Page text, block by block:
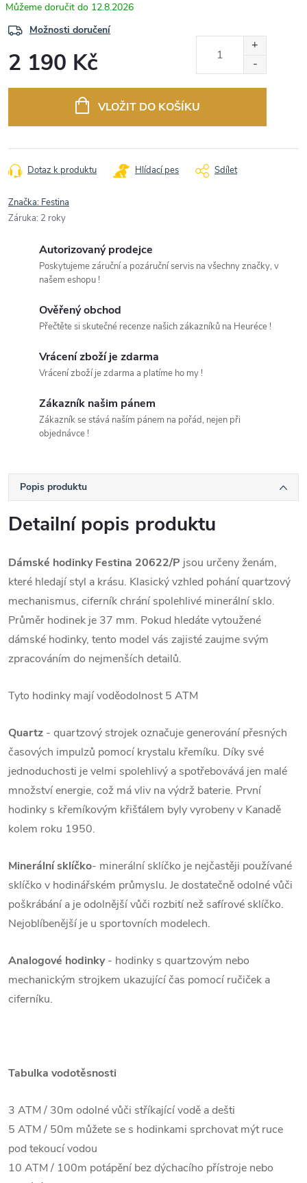
12.8.2026
Možnosti doručení
2 190 Kč
VLOŽIT DO KOŠÍKU
Dotaz k produktu Hlídací pes Sdílet
Značka: Festina
Záruka: 2 roky
Autorizovaný prodejce
Poskytujeme záruční a pozáruční servis na všechny značky, v
našem eshopu !
Ověřený obchod
Přečtěte si skutečné recenze našich zákazníků na Heuréce !
Vrácení zboží je zdarma
Vrácení zboží je zdarma a platíme ho my !
Zákazník našim pánem
Zákazník se stává naším pánem na pořád, nejen při
objednávce !
Popis produktu
Detailní popis produktu
Dámské hodinky Festina 20622/P jsou určeny ženám,
které hledají styl a krásu. Klasický vzhled pohání quartzový
mechanismus, ciferník chrání spolehlivé minerální sklo.
Průměr hodinek je 37 mm. Pokud hledáte vytoužené
dámské hodinky, tento model vás zajisté zaujme svým
zpracováním do nejmenších detailů.
Tyto hodinky mají voděodolnost 5 ATM
Quartz - quartzový strojek označuje generování přesných
časových impulzů pomocí krystalu křemíku. Díky své
jednoduchosti je velmi spolehlivý a spotřebovává jen malé
množství energie, což má vliv na výdrž baterie. První
hodinky s křemíkovým křišťálem byly vyrobeny v Kanadě
kolem roku 1950.
Minerální sklíčko- minerální sklíčko je nejčastěji používané
sklíčko v hodinářském průmyslu. Je dostatečně odolné vůči
poškrábání a je odolnější vůči rozbití než safírové sklíčko.
Nejoblíbenější je u sportovních modelech.
Analogové hodinky- hodinky s quartzovým nebo
mechanickým strojkem ukazující čas pomocí ručiček a
ciferníku.
Tabulka vodotěsnosti
3 ATM / 30m odolné vůči stříkající vodě a dešti
5 ATM / 50m můžete se s hodinkami sprchovat mýt ruce
pod tekoucí vodou
10 ATM / 100m potápění bez dýchacího přístroje nebo